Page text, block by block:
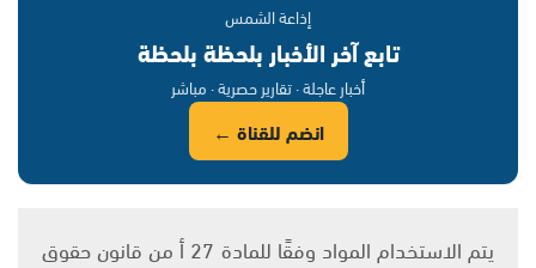
إذاعة الشمس
تابع آخر الأخبار بلحظة بلحظة
أخبار عاجلة · تقارير حصرية · مباشر
انضم للقناة ←
يتم الاستخدام المواد وفقًا للمادة 27 أ من قانون حقوق